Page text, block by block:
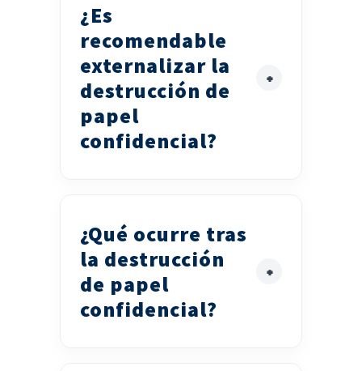
¿Es
recomendable
externalizar la
destrucción de
papel
confidencial?
¿Qué ocurre tras
la destrucción
de papel
confidencial?